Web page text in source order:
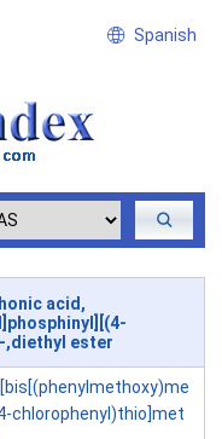
Spanish
acid,
,diethyl ester
chlorophenyl)thio]met